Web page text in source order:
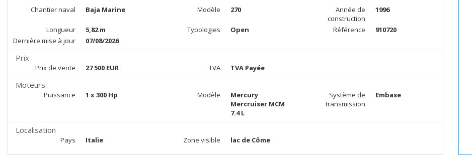
Chantier naval Baja Marine Modèle 270
Année de
construction
1996
Longueur 5,82 m Typologies Open Référence
910720
Dernière mise à jour
07/08/2026
Prix
Prix de vente 27 500 EUR TVA TVA Payée
Moteurs
Puissance 1 x 300 Hp Modèle
Mercury
Mercruiser MCM
7.4 L
Système de
transmission
Embase
Localisation
Pays Italie Zone visible lac de Côme